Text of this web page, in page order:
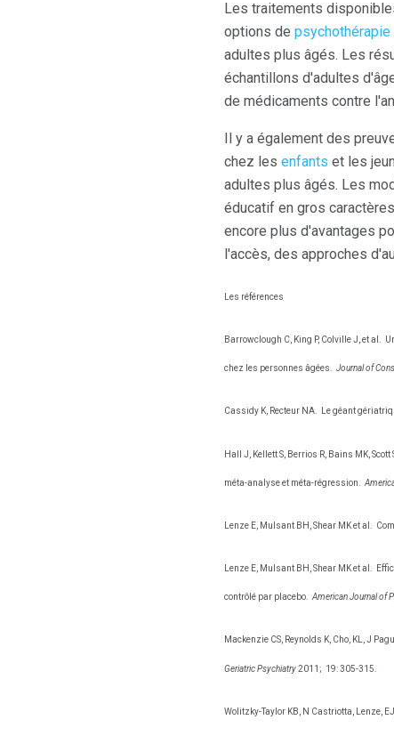
Les traitements
options de psychothérapie
adultes plus âgés. Les
échantillons d'adultes
de médicaments contre
Il y a également des
chez les enfants et les
adultes plus âgés. Les
éducatif en gros
encore plus d'avantages
l'accès, des approches
Les références
Barrowclough C, King P, Colville J, et al.
chez les personnes âgées. Journal of
Cassidy K, Recteur NA. Le géant
Hall J, Kellett S, Berrios R, Bains MK,
méta-analyse et méta-régression.
Lenze E, Mulsant BH, Shear MK et al.
Lenze E, Mulsant BH, Shear MK et al.
contrôlé par placebo. American Journal of
Mackenzie CS, Reynolds K, Cho, KL, J
Geriatric Psychiatry2011; 19: 305-315.
Wolitzky-Taylor KB, N Castriotta, Lenze,